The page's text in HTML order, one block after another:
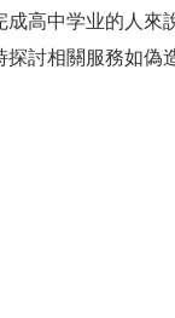
高中学业的人來
討相關服務如偽